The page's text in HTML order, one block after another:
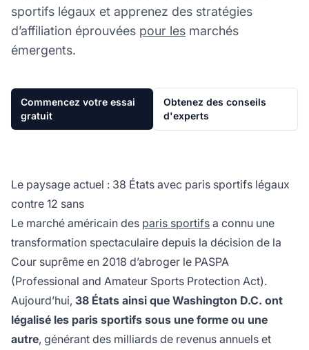
sportifs légaux et apprenez des stratégies
d’affiliation éprouvées pour les marchés
émergents.
Commencez votre essai
gratuit
Obtenez des conseils
d'experts
Le paysage actuel : 38 États avec paris sportifs légaux
contre 12 sans
Le marché américain des paris sportifs a connu une
transformation spectaculaire depuis la décision de la
Cour suprême en 2018 d’abroger le PASPA
(Professional and Amateur Sports Protection Act).
Aujourd’hui, 38 États ainsi que Washington D.C. ont
légalisé les paris sportifs sous une forme ou une
autre, générant des milliards de revenus annuels et